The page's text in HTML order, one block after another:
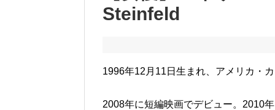
Steinfeld
1996年12月11日生まれ、アメリカ・
2008年に短編映画でデビュー。2010